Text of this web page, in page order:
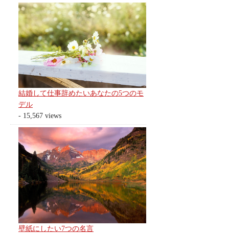
結婚して仕事辞めたいあなたの5つのモ
デル
- 15,567 views
壁紙にしたい7つの名言